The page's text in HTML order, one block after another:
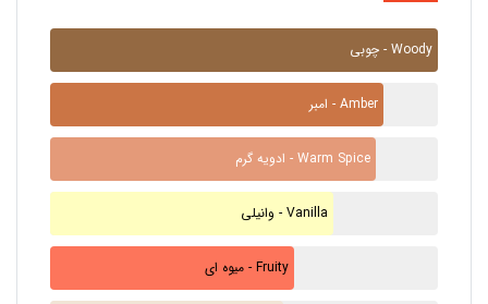
چوبی - Woody
امبر - Amber
ادویه گرم - Warm Spice
وانیلی - Vanilla
میوه ای - Fruity